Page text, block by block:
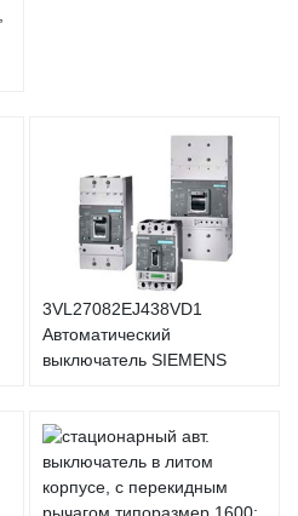
3VL27082EJ438VD1
Автоматический
выключатель SIEMENS